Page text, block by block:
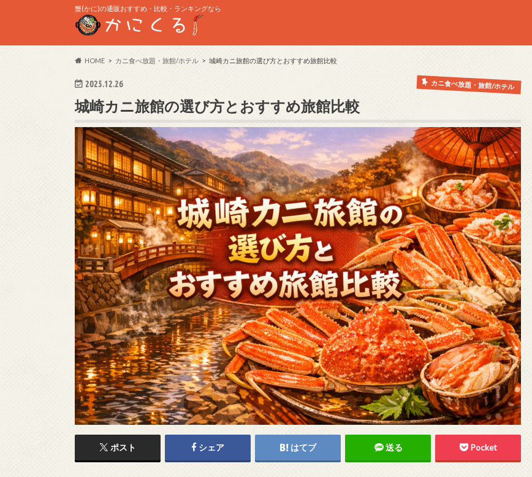
蟹(かに)の通販おすすめ・比較・ランキングなら
HOME カニ食べ放題・旅館/ホテル 城崎カニ旅館の選び方とおすすめ旅館比較
2025.12.26 カニ食べ放題・旅館/ホテル
城崎カニ旅館の選び方とおすすめ旅館比較
ポスト シェア はてブ 送る Pocket